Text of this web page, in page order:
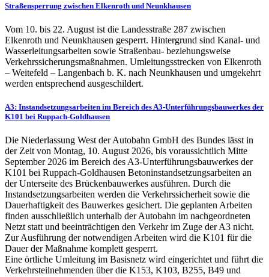
Straßensperrung zwischen Elkenroth und Neunkhausen
Vom 10. bis 22. August ist die Landesstraße 287 zwischen
Elkenroth und Neunkhausen gesperrt. Hintergrund sind Kanal- und
Wasserleitungsarbeiten sowie Straßenbau- beziehungsweise
Verkehrssicherungsmaßnahmen. Umleitungsstrecken von Elkenroth
– Weitefeld – Langenbach b. K. nach Neunkhausen und umgekehrt
werden entsprechend ausgeschildert.
A3: Instandsetzungsarbeiten im Bereich des A3-Unterführungsbauwerkes der
K101 bei Ruppach-Goldhausen
Die Niederlassung West der Autobahn GmbH des Bundes lässt in
der Zeit von Montag, 10. August 2026, bis voraussichtlich Mitte
September 2026 im Bereich des A3-Unterführungsbauwerkes der
K101 bei Ruppach-Goldhausen Betoninstandsetzungsarbeiten an
der Unterseite des Brückenbauwerkes ausführen. Durch die
Instandsetzungsarbeiten werden die Verkehrssicherheit sowie die
Dauerhaftigkeit des Bauwerkes gesichert. Die geplanten Arbeiten
finden ausschließlich unterhalb der Autobahn im nachgeordneten
Netzt statt und beeinträchtigen den Verkehr im Zuge der A3 nicht.
Zur Ausführung der notwendigen Arbeiten wird die K101 für die
Dauer der Maßnahme komplett gesperrt.
Eine örtliche Umleitung im Basisnetz wird eingerichtet und führt die
Verkehrsteilnehmenden über die K153, K103, B255, B49 und